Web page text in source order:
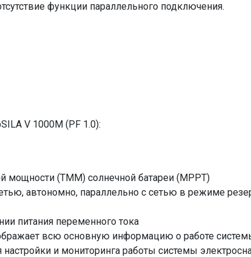
функции параллельного подключения.
V 1000M (PF 1.0):
мощности (ТММ) солнечной батареи (MPPT)
автономно, параллельно с сетью в режиме
питания переменного тока
всю основную информацию о работе
и мониторинга работы системы